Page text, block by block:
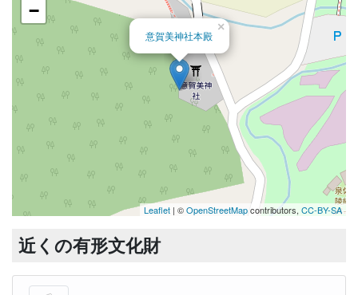
意賀美神社本殿
×
−
Leaflet | ©OpenStreetMapcontributors, CC-BY-SA
近くの有形文化財